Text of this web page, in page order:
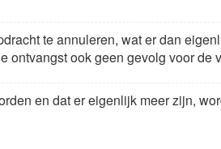
te annuleren, wat er dan
ontvangst ook geen gevolg voor de
en dat er eigenlijk meer zijn,